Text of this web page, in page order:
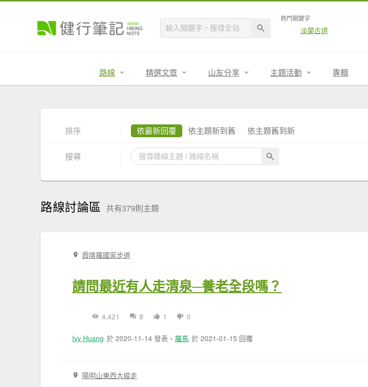
熱門關鍵字
淡蘭古道
路線 精選文章 山友分享 主題活動 專輯
排序 依最新回覆 依主題新到舊 依主題舊到新
搜尋
路線討論區 共有379則主題
霞喀羅國家步道
請問最近有人走清泉─養老全段嗎？
4,421 8 1 0
Ivy Huang 於 2020-11-14 發表 ・ 羅馬 於 2021-01-15 回覆
陽明山東西大縱走